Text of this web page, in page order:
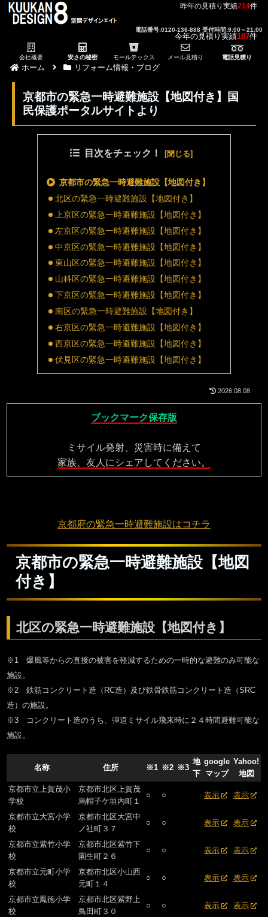
昨年の見積り実績214件
今年の見積り実績187件
電話番号:0120-136-888 受付時間:9:00～21:00
会社概要 安さの秘密 モールテックス メール見積り 電話見積り
ホーム リフォーム情報・ブログ
京都市の緊急一時避難施設【地図付き】国
民保護ポータルサイトより
目次をチェック！
京都市の緊急一時避難施設【地図付き】
北区の緊急一時避難施設【地図付き】
上京区の緊急一時避難施設【地図付き】
左京区の緊急一時避難施設【地図付き】
中京区の緊急一時避難施設【地図付き】
東山区の緊急一時避難施設【地図付き】
山科区の緊急一時避難施設【地図付き】
下京区の緊急一時避難施設【地図付き】
南区の緊急一時避難施設【地図付き】
右京区の緊急一時避難施設【地図付き】
西京区の緊急一時避難施設【地図付き】
伏見区の緊急一時避難施設【地図付き】
2026.08.08
ブックマーク保存版
ミサイル発射、災害時に備えて
家族、友人にシェアしてください。
京都府の緊急一時避難施設はコチラ
京都市の緊急一時避難施設【地図
付き】
北区の緊急一時避難施設【地図付き】
※1 爆風等からの直接の被害を軽減するための一時的な避難のみ可能な
施設。
※2 鉄筋コンクリート造（RC造）及び鉄骨鉄筋コンクリート造（SRC
造）の施設。
※3 コンクリート造のうち、弾道ミサイル飛来時に２４時間避難可能な
施設。
名称 住所 ※1 ※2 ※3
地
下
google
マップ
Yahoo!
地図
京都市立上賀茂小
学校
京都市北区上賀茂
烏帽子ケ垣内町１
○ ○ 表示 表示
京都市立大宮小学
校
京都市北区大宮中
ノ社町３７
○ ○ 表示 表示
京都市立紫竹小学
校
京都市北区紫竹下
園生町２６
○ ○ 表示 表示
京都市立元町小学
校
京都市北区小山西
元町１４
○ ○ 表示 表示
京都市立鳳徳小学
校
京都市北区紫野上
鳥田町３０
○ ○ 表示 表示